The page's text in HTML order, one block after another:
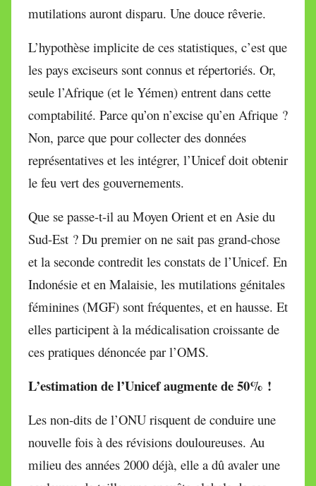
mutilations auront disparu. Une douce rêverie.
L’hypothèse implicite de ces statistiques, c’est que
les pays exciseurs sont connus et répertoriés. Or,
seule l’Afrique (et le Yémen) entrent dans cette
comptabilité. Parce qu’on n’excise qu’en Afrique ?
Non, parce que pour collecter des données
représentatives et les intégrer, l’Unicef doit obtenir
le feu vert des gouvernements.
Que se passe-t-il au Moyen Orient et en Asie du
Sud-Est ? Du premier on ne sait pas grand-chose
et la seconde contredit les constats de l’Unicef. En
Indonésie et en Malaisie, les mutilations génitales
féminines (MGF) sont fréquentes, et en hausse. Et
elles participent à la médicalisation croissante de
ces pratiques dénoncée par l’OMS.
L’estimation de l’Unicef augmente de 50% !
Les non-dits de l’ONU risquent de conduire une
nouvelle fois à des révisions douloureuses. Au
milieu des années 2000 déjà, elle a dû avaler une